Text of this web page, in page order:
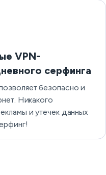
VPN-
серфинга
безопасно и
Никакого
и утечек данных